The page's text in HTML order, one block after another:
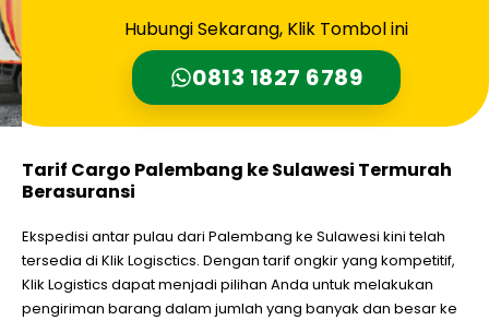
Hubungi Sekarang, Klik Tombol ini
0813 1827 6789
Tarif Cargo Palembang ke Sulawesi Termurah
Berasuransi
Ekspedisi antar pulau dari Palembang ke Sulawesi kini telah
tersedia di Klik Logisctics. Dengan tarif ongkir yang kompetitif,
Klik Logistics dapat menjadi pilihan Anda untuk melakukan
pengiriman barang dalam jumlah yang banyak dan besar ke